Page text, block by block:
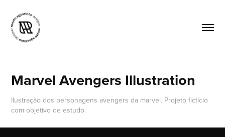
Marvel Avengers Illustration
Ilustração dos personagens avengers da marvel. Projeto fictício
com objetivo de estudo.